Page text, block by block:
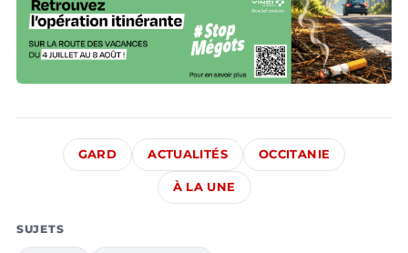
GARD ACTUALITÉS OCCITANIE
À LA UNE
SUJETS